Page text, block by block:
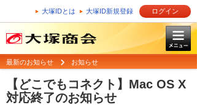
大塚IDとは 大塚ID新規登録 ログイン
最新のお知らせ お知らせ
【どこでもコネクト】Mac OS X
対応終了のお知らせ